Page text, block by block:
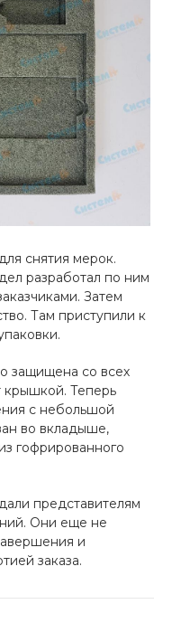
снятия мерок.
разработал по ним
Затем
Там приступили к
защищена со всех
крышкой. Теперь
с небольшой
во вкладыше,
гофрированного
представителям
Они еще не
и
заказа.